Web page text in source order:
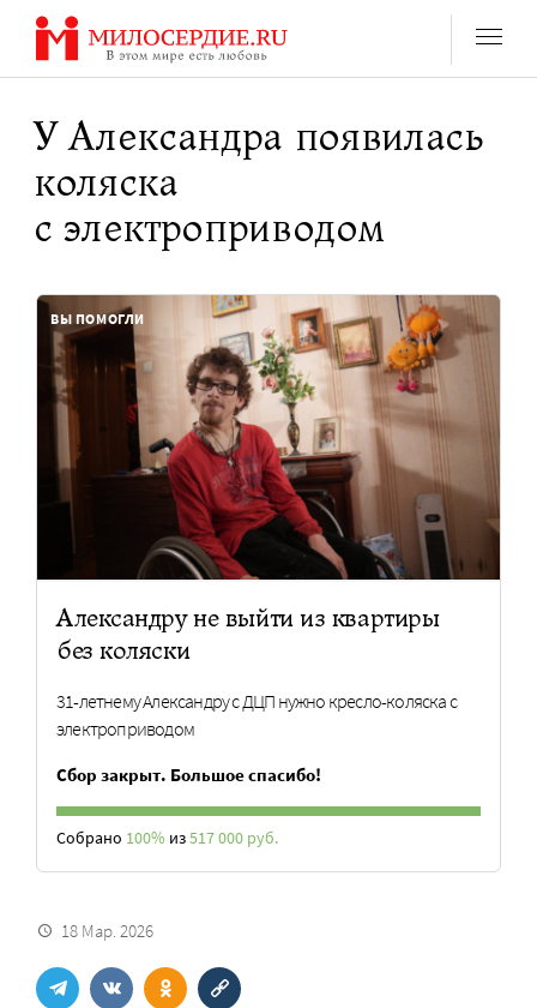
Перейти
содержанию
У Александра появилась
коляска
с электроприводом
Александру не выйти из квартиры
без коляски
31-летнему Александру с ДЦП нужно кресло-коляска с
электроприводом
Сбор закрыт. Большое спасибо!
Собрано 100% из517 000 руб.
ВЫ ПОМОГЛИ
18 Мар. 2026